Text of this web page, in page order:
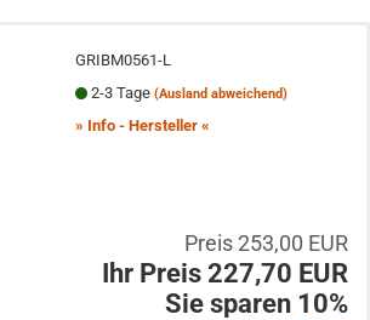
GRIBM0561-L
2-3 Tage (Ausland abweichend)
» Info - Hersteller «
Preis 253,00 EUR
Ihr Preis 227,70 EUR
Sie sparen 10%